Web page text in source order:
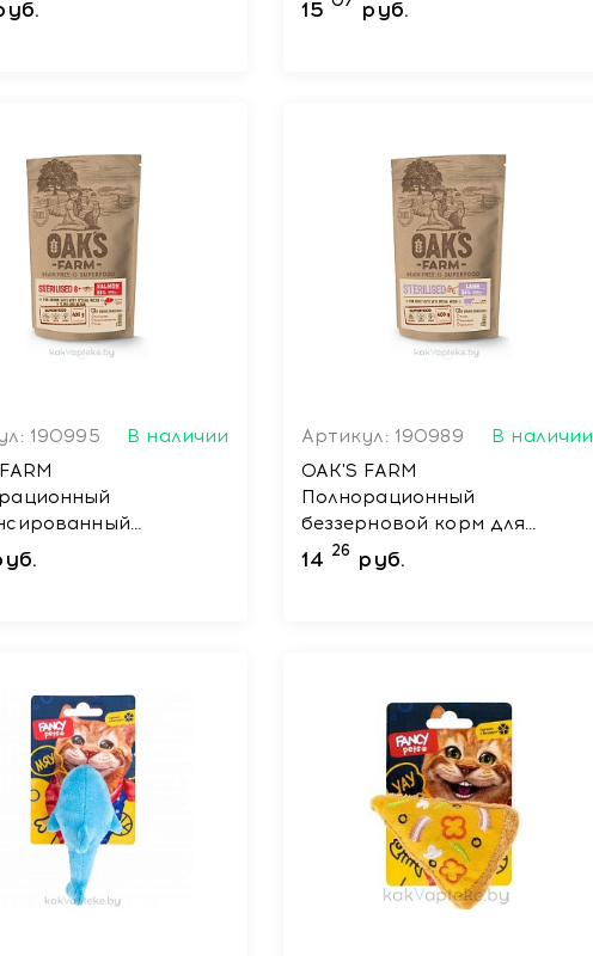
Сельдь 400 г
Белая рыба 400 г
15 руб.
190995
В наличии
корм для
стерилизованных
Артикул: 190989
В наличии
OAK'S FARM
Полнорационный
беззерновой корм для
взрослых стерилизованных
кошек Lamb/ Ягненок 400 г
14 26 руб.